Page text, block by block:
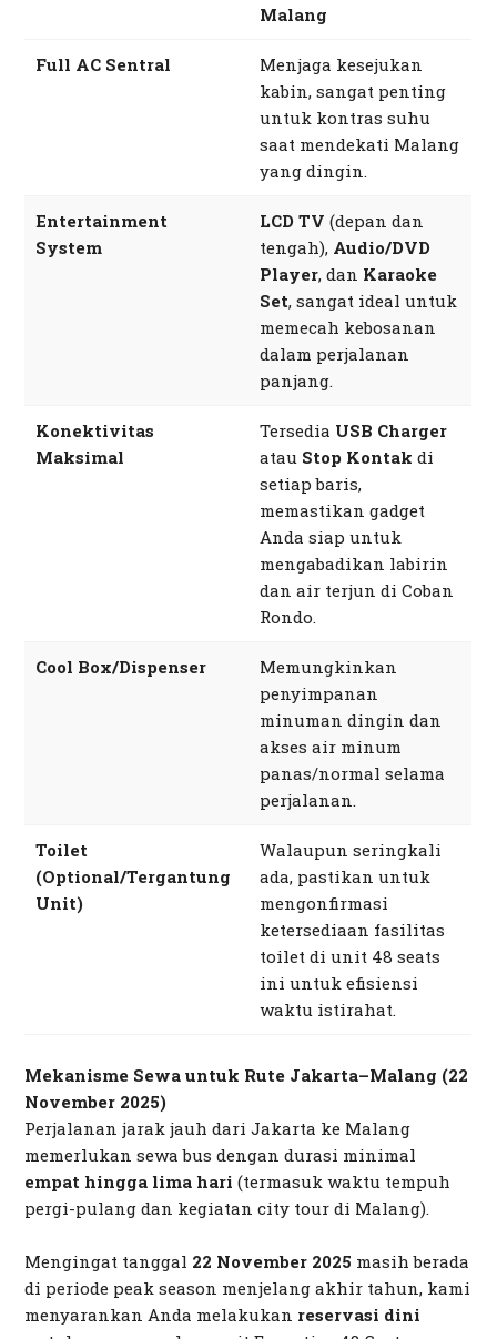
Malang
Full AC Sentral
Menjaga kesejukan
kabin, sangat penting
untuk kontras suhu
saat mendekati Malang
yang dingin.
Entertainment
System
LCD TV (depan dan
tengah), Audio/DVD
Player, dan Karaoke
Set, sangat ideal untuk
memecah kebosanan
dalam perjalanan
panjang.
Konektivitas
Maksimal
Tersedia USB Charger
atau Stop Kontak di
setiap baris,
memastikangadget
Anda siap untuk
mengabadikan labirin
dan air terjun di Coban
Rondo.
Cool Box/Dispenser
Memungkinkan
penyimpanan
minuman dingin dan
akses air minum
panas/normal selama
perjalanan.
Toilet
(Optional/Tergantung
Unit)
Walaupun seringkali
ada, pastikan untuk
mengonfirmasi
ketersediaan fasilitas
toilet di unit 48seats
ini untuk efisiensi
waktu istirahat.
Mekanisme Sewa untuk Rute Jakarta–Malang (22
November 2025)
Perjalanan jarak jauh dari Jakarta ke Malang
memerlukan sewa bus dengan durasi minimal
empat hingga lima hari (termasuk waktu tempuh
pergi-pulang dan kegiatancity tour di Malang).
Mengingat tanggal 22 November 2025 masih berada
di periode peak season menjelang akhir tahun, kami
menyarankan Anda melakukan reservasi dini